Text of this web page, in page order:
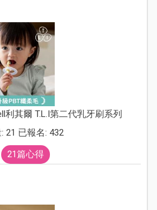
利其爾 T.L.I第二代乳牙刷系列
21 已報名: 432
21篇心得